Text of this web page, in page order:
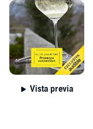
Vista previa